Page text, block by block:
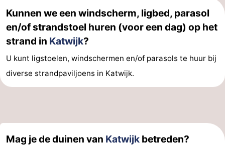
Hollands
Duin
Noordwijk
-
Scheveningen
-
Den
Haag
-
Rotterdam
-
Kunnen we een windscherm, ligbed, parasol
en/of strandstoel huren (voor een dag) op het
strand in Katwijk?
U kunt ligstoelen, windschermen en/of parasols te huur bij
diverse strandpaviljoens in Katwijk.
Mag je de duinen van Katwijk betreden?